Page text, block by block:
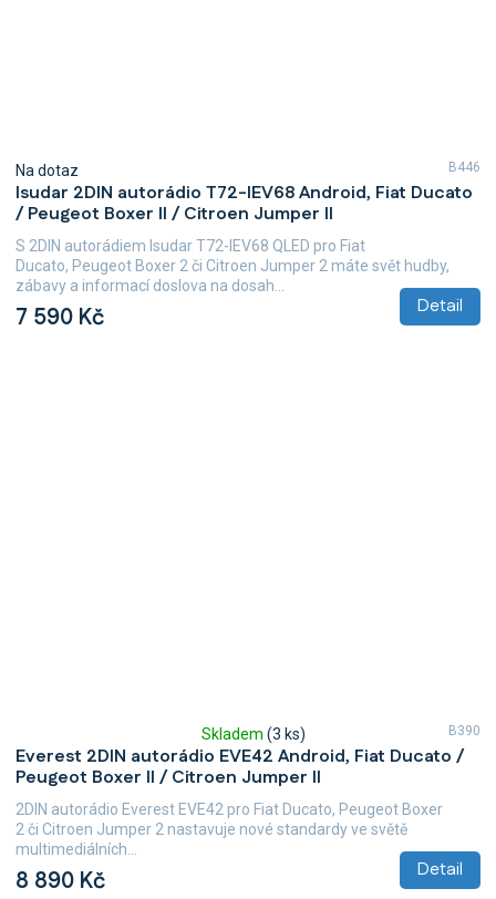
Isudar 2DIN autorádio T72-IEV68 Android, Fiat Ducato
/ Peugeot Boxer II / Citroen Jumper II
Na dotaz
7 590 Kč Detail
S 2DIN autorádiem Isudar T72-IEV68 QLED pro Fiat
Ducato, Peugeot Boxer 2 či Citroen Jumper 2 máte svět hudby,
zábavy a informací doslova na dosah...
B446
Everest 2DIN autorádio EVE42 Android, Fiat Ducato /
Peugeot Boxer II / Citroen Jumper II
hodnocení
produktu
je
5,0
z
hvězdiček.
Skladem (3 ks)
8 890 Kč Detail
2DIN autorádio Everest EVE42 pro Fiat Ducato, Peugeot Boxer
2 či Citroen Jumper 2 nastavuje nové standardy ve světě
multimediálních...
B390